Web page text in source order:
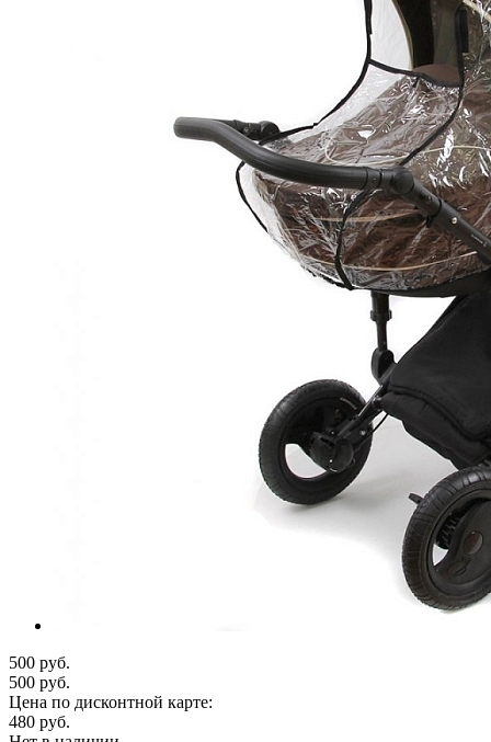
500 руб.
500 руб.
Цена по дисконтной карте:
480 руб.